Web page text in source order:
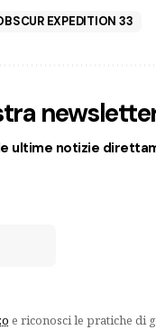
EXPEDITION 33
ultime notizie
e riconosci le pratiche di